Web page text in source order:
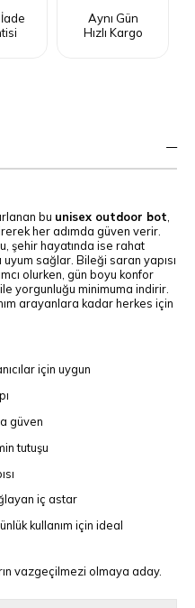
Aynı Gün
Hızlı Kargo
bu unisex outdoor bot
her adımda güven verir.
şehir hayatında ise rahat
sağlar. Bileği saran yapısı
olurken, gün boyu konfor
yorgunluğu minimuma indirir.
arayanlara kadar herkes için
için uygun
güven
tutuşu
iç astar
kullanım için ideal
vazgeçilmezi olmaya aday.